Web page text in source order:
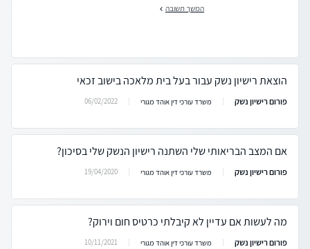
המשך תשובה
הוצאת רישיון נשק עבור בעל בית מלאכה בישוב זכאי
פורום רישיון נשק משרד עורכי דין אוהד מגורי 06/02/2022
אם המצב הבריאותי שלי השתנה רישיון הנשק שלי בסיכון?
פורום רישיון נשק משרד עורכי דין אוהד מגורי 19/04/2020
מה לעשות אם עדיין לא קיבלתי כרטיס חום וירוק?
פורום רישיון נשק משרד עורכי דין אוהד מגורי 10/11/2021